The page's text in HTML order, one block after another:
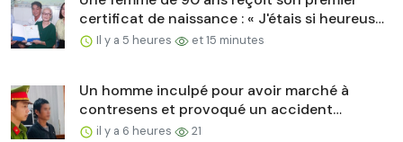
certificat de naissance : « J'étais si heureuse
que je me suis endormie… »
Il y a 5 heures et 15 minutes
Un homme inculpé pour avoir marché à
contresens et provoqué un accident
mortel...
il y a 6 heures 21